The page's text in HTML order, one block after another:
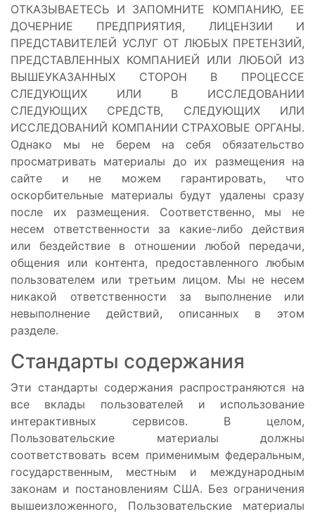
ОТКАЗЫВАЕТЕСЬ И ЗАПОМНИТЕ КОМПАНИЮ, ЕЕ
ДОЧЕРНИЕ ПРЕДПРИЯТИЯ, ЛИЦЕНЗИИ И
ПРЕДСТАВИТЕЛЕЙ УСЛУГ ОТ ЛЮБЫХ ПРЕТЕНЗИЙ,
ПРЕДСТАВЛЕННЫХ КОМПАНИЕЙ ИЛИ ЛЮБОЙ ИЗ
ВЫШЕУКАЗАННЫХ СТОРОН В ПРОЦЕССЕ
СЛЕДУЮЩИХ ИЛИ В ИССЛЕДОВАНИИ
СЛЕДУЮЩИХ СРЕДСТВ, СЛЕДУЮЩИХ ИЛИ
ИССЛЕДОВАНИЙ КОМПАНИИ СТРАХОВЫЕ ОРГАНЫ.
Однако мы не берем на себя обязательство
просматривать материалы до их размещения на
сайте и не можем гарантировать, что
оскорбительные материалы будут удалены сразу
после их размещения. Соответственно, мы не
несем ответственности за какие-либо действия
или бездействие в отношении любой передачи,
общения или контента, предоставленного любым
пользователем или третьим лицом. Мы не несем
никакой ответственности за выполнение или
невыполнение действий, описанных в этом
разделе.
Стандарты содержания
Эти стандарты содержания распространяются на
все вклады пользователей и использование
интерактивных сервисов. В целом,
Пользовательские материалы должны
соответствовать всем применимым федеральным,
государственным, местным и международным
законам и постановлениям США. Без ограничения
вышеизложенного, Пользовательские материалы